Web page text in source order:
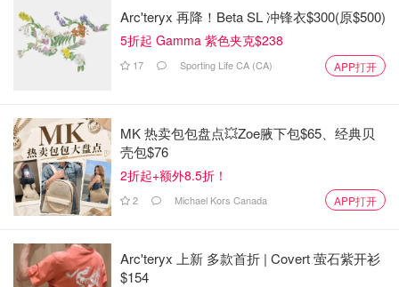
来源：Daily News
2022年多伦多平均租金价格上涨了
zouett 2124
新纪录！GTA新房的基准价格跃升35%
至186万加元！
zouett 2046
Arc'teryx 再降！Beta SL 冲锋衣$300(原$500)
5折起 Gamma 紫色夹克$238
17 Sporting Life CA (CA) APP打开
MK 热卖包包盘点💥Zoe腋下包$65、经典贝
壳包$76
2折起+额外8.5折！
2 Michael Kors Canada APP打开
Arc'teryx 上新 多款首折 | Covert 萤石紫开衫
$154